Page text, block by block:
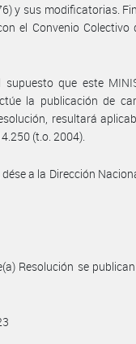
y sus modificatorias.
el Convenio Colectivo
que este
la publicación de
resultará
(t.o. 2004).
a la Dirección
Resolución se